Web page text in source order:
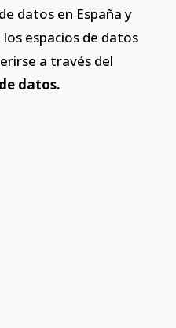
datos en España y
espacios de datos
a través del
datos.